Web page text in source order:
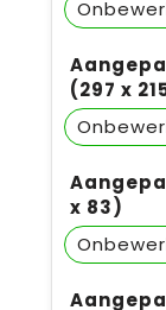
(297 x
x 83)